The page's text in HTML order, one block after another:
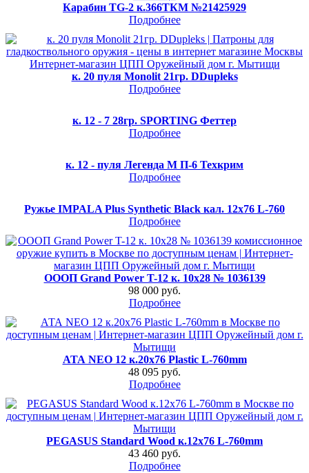
Карабин TG-2 к.366ТКМ №21425929
Подробнее
к. 20 пуля Monolit 21гр. DDupleks
Подробнее
к. 12 - 7 28гр. SPORTING Феттер
Подробнее
к. 12 - пуля Легенда М П-6 Техкрим
Подробнее
Ружье IMPALA Plus Synthetic Black кал. 12х76 L-760
Подробнее
ОООП Grand Power T-12 к. 10х28 № 1036139
98 000 руб.
Подробнее
АТА NEO 12 к.20х76 Plastic L-760mm
48 095 руб.
Подробнее
PEGASUS Standard Wood к.12х76 L-760mm
43 460 руб.
Подробнее